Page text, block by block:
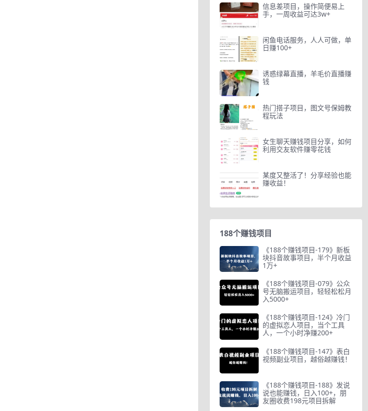
信息差项目，操作简便易上
手，一周收益可达3w+
闲鱼电话服务，人人可做，单
日赚100+
诱惑绿幕直播，羊毛价直播赚
钱
热门搭子项目，图文号保姆教
程玩法
女生聊天赚钱项目分享，如何
利用交友软件赚零花钱
某度又整活了！分享经验也能
赚收益！
188个赚钱项目
《188个赚钱项目-179》新板
块抖音故事项目，半个月收益
1万+
《188个赚钱项目-079》公众
号无脑搬运项目，轻轻松松月
入5000+
《188个赚钱项目-124》冷门
的虚拟恋人项目，当个工具
人，一个小时净赚200+
《188个赚钱项目-147》表白
视频副业项目，越俗越赚钱！
《188个赚钱项目-188》发说
说也能赚钱，日入100+，朋
友圈收费198元项目拆解